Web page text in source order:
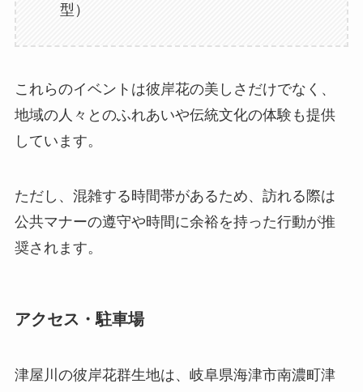
型）
これらのイベントは彼岸花の美しさだけでなく、
地域の人々とのふれあいや伝統文化の体験も提供
しています。
ただし、混雑する時間帯があるため、訪れる際は
公共マナーの遵守や時間に余裕を持った行動が推
奨されます。
アクセス・駐車場
津屋川の彼岸花群生地は、岐阜県海津市南濃町津